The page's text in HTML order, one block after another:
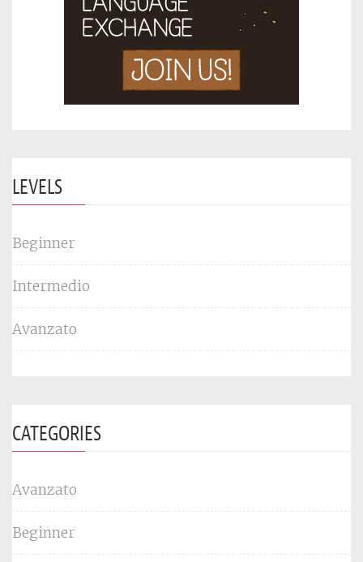
LEVELS
Beginner
Intermedio
Avanzato
CATEGORIES
Avanzato
Beginner